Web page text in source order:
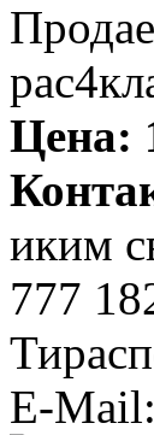
Цена:
иким
777
E-Mail: